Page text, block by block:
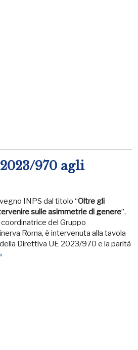
970 agli
INPS dal titolo “Oltre gli
sulle asimmetrie di genere”,
coordinatrice del Gruppo
Roma, è intervenuta alla tavola
Direttiva UE 2023/970 e la parità